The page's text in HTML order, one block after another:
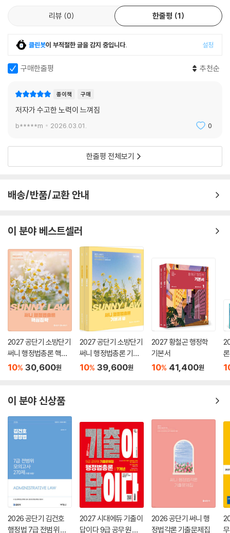
리뷰 0 한줄평 1
클린봇이 부적절한 글을 감지 중입니다. 설정
구매한줄평 추천순
종이책 구매
저자가 수고한 노력이 느껴짐
b*****m 2026.03.01. 0
한줄평 전체보기
배송/반품/교환 안내
이 분야 베스트셀러
2027 공단기 소방단기
써니 행정법총론 핵심
집약
10% 30,600원
2027 공단기 소방단기
써니 행정법총론 기본
서
10% 39,600원
2027 황철곤 행정학
기본서
10% 41,400원
(
이 분야 신상품
2026 공단기 김건호
행정법 7급 전범위 모
2027 시대에듀 기출이
답이다 9급 공무원 행
2026 공단기 써니 행
정법각론 기출문제집